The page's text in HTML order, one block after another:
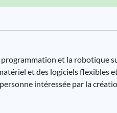
et la robotique
et des logiciels flexibles
intéressée par la